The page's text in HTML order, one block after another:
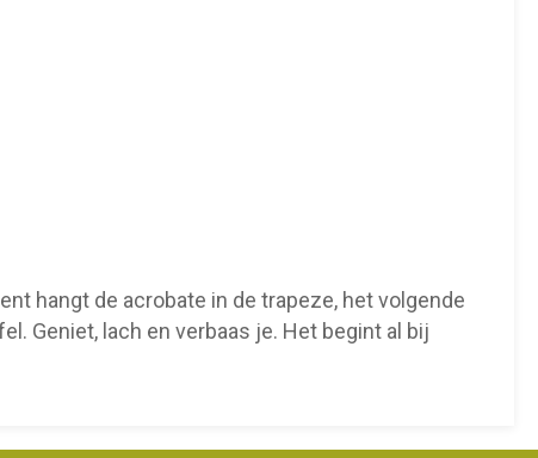
hangt de acrobate in de trapeze, het volgende
Geniet, lach en verbaas je. Het begint al bij